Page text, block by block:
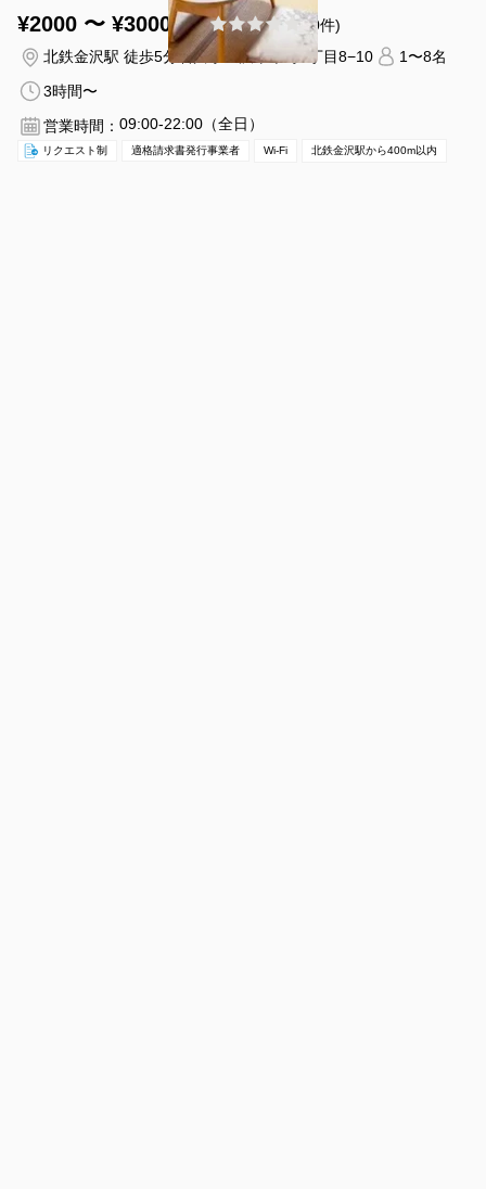
¥2000 〜 ¥3000 /時間
(0件)
北鉄金沢駅 徒歩5分 石川県金沢市本町1丁目8−10
1〜8名
3時間〜
営業時間： 09:00-22:00（全日）
リクエスト制 適格請求書発行事業者 Wi-Fi 北鉄金沢駅から400m以内